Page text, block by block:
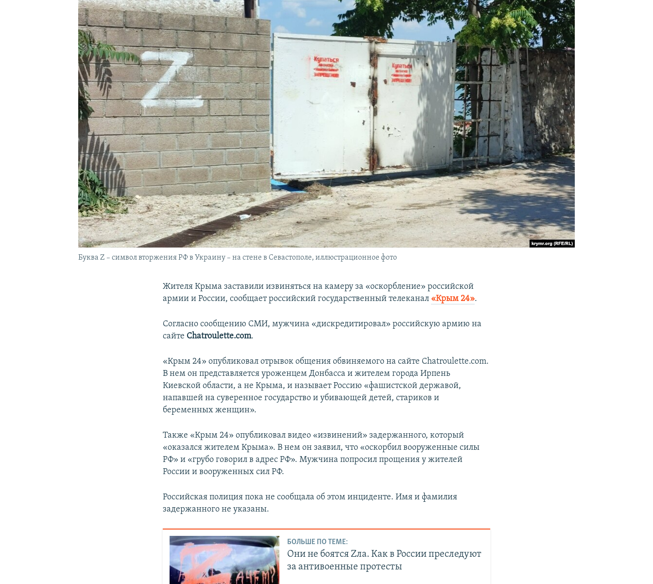
КРЫМ.НЕПОКОРЕННЫЙ
УКРАИНСКАЯ ПРОБЛЕМА КРЫМА
Буква Z – символ вторжения РФ в Украину – на стене в Севастополе, иллюстрационное фото
Жителя Крыма заставили извиняться на камеру за «оскорбление» российской
армии и России, сообщает российский государственный телеканал «Крым 24».
Согласно сообщению СМИ, мужчина «дискредитировал» российскую армию на
сайте Chatroulette.com.
«Крым 24» опубликовал отрывок общения обвиняемого на сайте Chatroulette.com.
В нем он представляется уроженцем Донбасса и жителем города Ирпень
Киевской области, а не Крыма, и называет Россию «фашистской державой,
напавшей на суверенное государство и убивающей детей, стариков и
беременных женщин».
Также «Крым 24» опубликовал видео «извинений» задержанного, который
«оказался жителем Крыма». В нем он заявил, что «оскорбил вооруженные силы
РФ» и «грубо говорил в адрес РФ». Мужчина попросил прощения у жителей
России и вооруженных сил РФ.
Российская полиция пока не сообщала об этом инциденте. Имя и фамилия
задержанного не указаны.
БОЛЬШЕ ПО ТЕМЕ:
Они не боятся Zла. Как в России преследуют
за антивоенные протесты